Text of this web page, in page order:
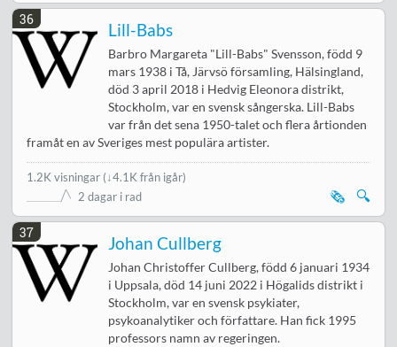
36
Lill-Babs
Barbro Margareta "Lill-Babs" Svensson, född 9
mars 1938 i Tå, Järvsö församling, Hälsingland,
död 3 april 2018 i Hedvig Eleonora distrikt,
Stockholm, var en svensk sångerska. Lill-Babs
var från det sena 1950-talet och flera årtionden
framåt en av Sveriges mest populära artister.
1.2K visningar (↓4.1K från igår)
2 dagar i rad
🔍
🗞️
37
Johan Cullberg
Johan Christoffer Cullberg, född 6 januari 1934
i Uppsala, död 14 juni 2022 i Högalids distrikt i
Stockholm, var en svensk psykiater,
psykoanalytiker och författare. Han fick 1995
professors namn av regeringen.